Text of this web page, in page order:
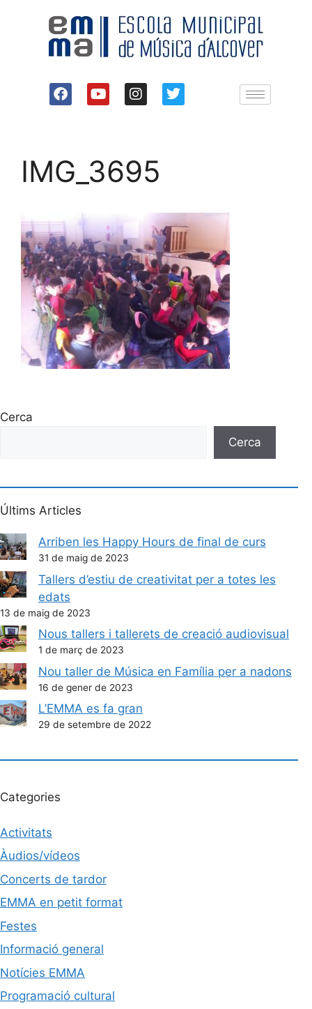
IMG_3695
Cerca
Cerca
Últims Articles
Arriben les Happy Hours de final de curs
31 de maig de 2023
Tallers d’estiu de creativitat per a totes les
edats
13 de maig de 2023
Nous tallers i tallerets de creació audiovisual
1 de març de 2023
Nou taller de Música en Família per a nadons
16 de gener de 2023
L’EMMA es fa gran
29 de setembre de 2022
Categories
Activitats
Àudios/vídeos
Concerts de tardor
EMMA en petit format
Festes
Informació general
Notícies EMMA
Programació cultural